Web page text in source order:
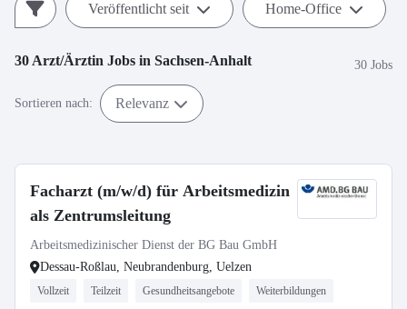
Veröffentlicht seit Home-Office
30 Arzt/Ärztin Jobs in Sachsen-Anhalt 30 Jobs
Sortieren nach: Relevanz
Facharzt (m/w/d) für Arbeitsmedizin
als Zentrumsleitung
Arbeitsmedizinischer Dienst der BG Bau GmbH
Dessau-Roßlau, Neubrandenburg, Uelzen
Vollzeit Teilzeit Gesundheitsangebote Weiterbildungen